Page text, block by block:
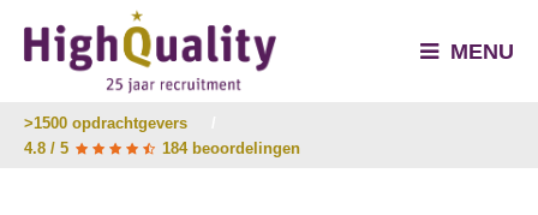
MENU
>1500 opdrachtgevers
4.8 / 5
184 beoordelingen